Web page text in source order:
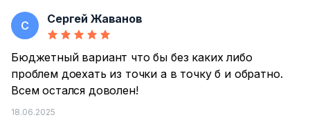
С Сергей Жаванов
Бюджетный вариант что бы без каких либо
проблем доехать из точки а в точку б и обратно.
Всем остался доволен!
18.06.2025